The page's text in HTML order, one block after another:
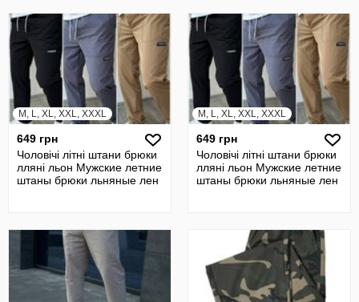
M, L, XL, XXL, XXXL
649 грн
Чоловічі літні штани брюки
лляні льон Мужские летние
штаны брюки льняные лен
M, L, XL, XXL, XXXL
649 грн
Чоловічі літні штани брюки
лляні льон Мужские летние
штаны брюки льняные лен